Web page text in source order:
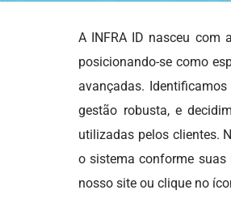
A INFRA ID nasceu com
posicionando-se como
avançadas.
gestão robusta, e
utilizadas pelos clientes.
o sistema conforme suas
nosso site ou clique no